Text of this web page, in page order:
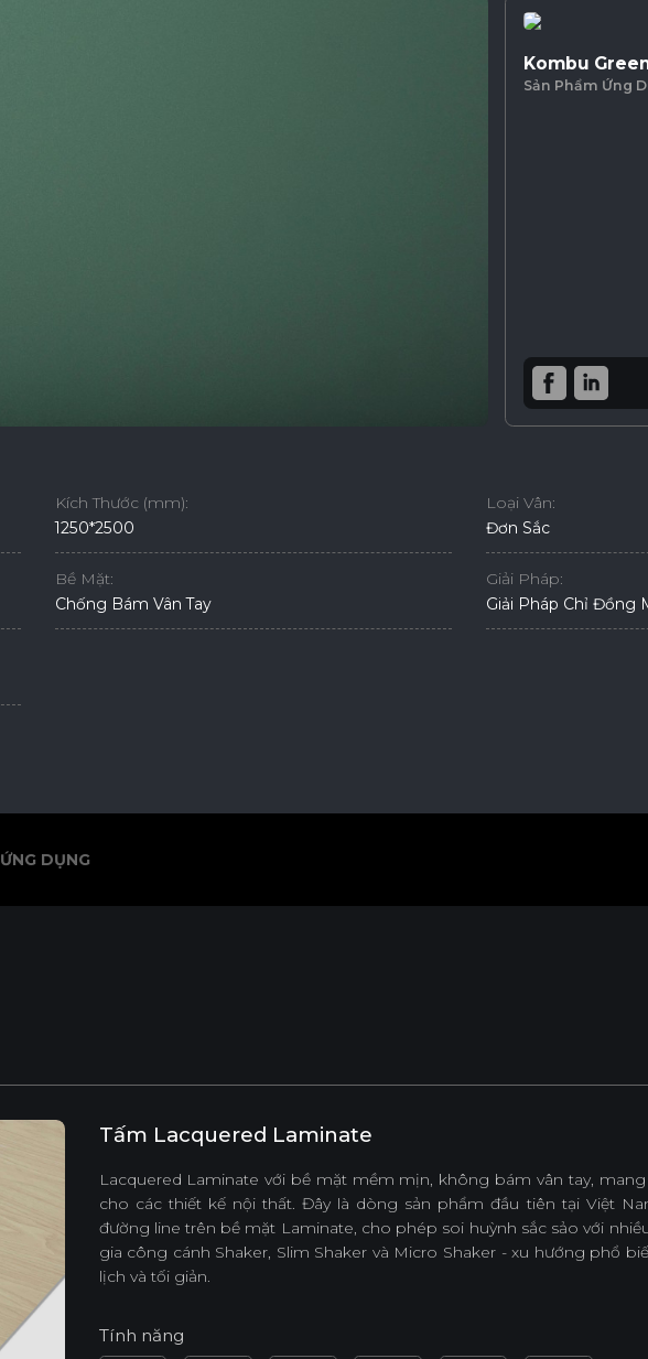
Kombu
Sản Phẩm Ứng
Kích Thước (mm):
1250*2500
Loại Vân:
Đơn Sắc
Bề Mặt:
Chống Bám Vân Tay
Giải Pháp:
Giải Pháp Chỉ Đồng
ỨNG DỤNG
Tấm Lacquered Laminate
Lacquered Laminate với bề mặt mềm mịn, không bám vân tay,
cho các thiết kế nội thất. Đây là dòng sản phẩm đầu tiên tại Việt
đường line trên bề mặt Laminate, cho phép soi huỳnh sắc sảo với
gia công cánh Shaker, Slim Shaker và Micro Shaker - xu hướng phổ
lịch và tối giản.
Tính năng